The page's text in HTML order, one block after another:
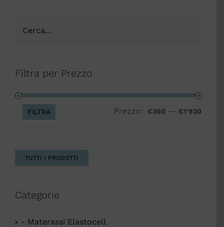
Filtra per Prezzo
FILTRA Prezzo: €360 — €1'930
TUTTI I PRODOTTI
Categorie
- Materassi Elastocell